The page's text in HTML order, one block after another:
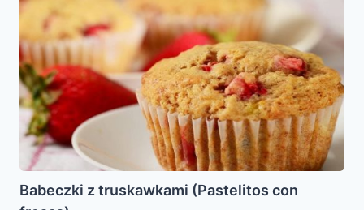
z
truskawkami
(Pastelitos
con
fresas)
Babeczki z truskawkami (Pastelitos con